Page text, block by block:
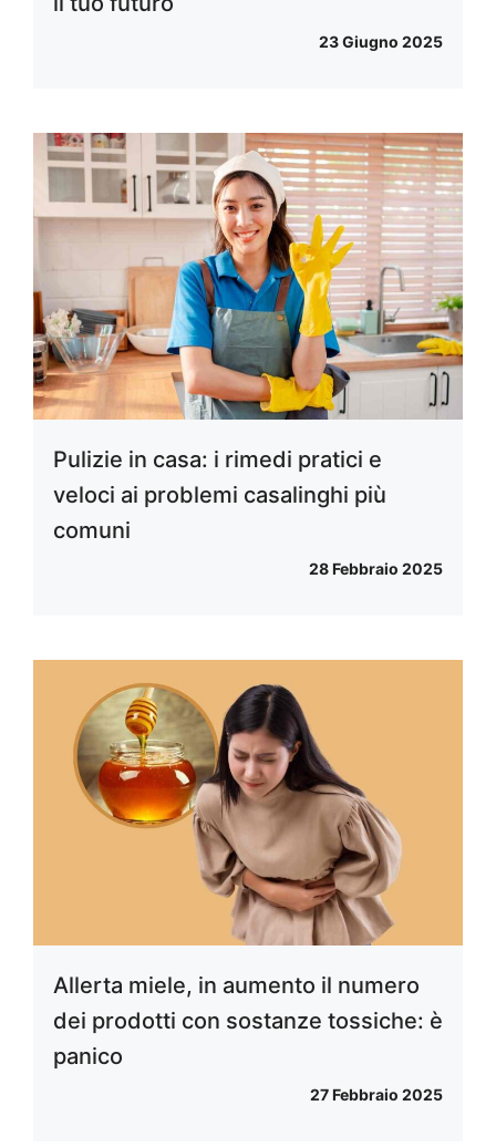
23 Giugno 2025
Pulizie in casa: i rimedi pratici e
veloci ai problemi casalinghi più
comuni
28 Febbraio 2025
Allerta miele, in aumento il numero
dei prodotti con sostanze tossiche: è
panico
27 Febbraio 2025